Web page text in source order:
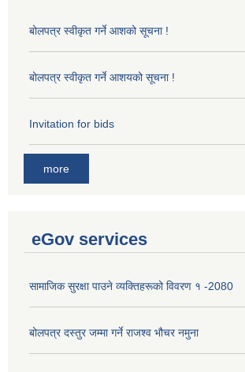
बोलपत्र स्वीकृत गर्ने आशको सूचना !
बोलपत्र स्वीकृत गर्ने आशयको सूचना !
Invitation for bids
more
eGov services
सामाजिक सुरक्षा पाउने व्यक्तिहरूको विवरण १ -2080
बोलपत्र दस्तुर जम्मा गर्ने राजश्व भौचर नमुना